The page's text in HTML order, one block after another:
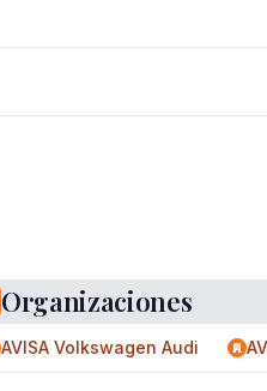
Organizaciones
AVISA Volkswagen Audi